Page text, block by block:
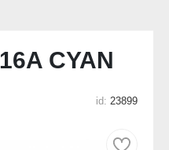
CYAN
id: 23899